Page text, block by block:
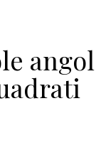
angol